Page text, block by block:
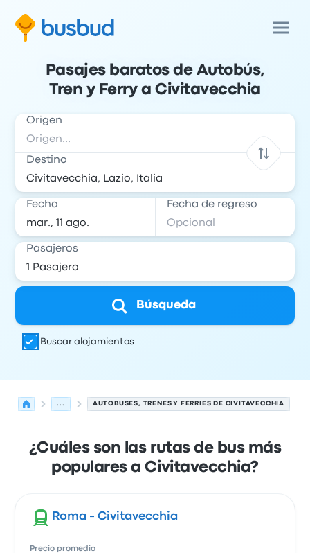
Pasajes baratos de Autobús,
Tren y Ferry a Civitavecchia
Origen
Destino
Fecha Fecha de regreso
Pasajeros
Búsqueda
Buscar alojamientos
... AUTOBUSES, TRENES Y FERRIES DE CIVITAVECCHIA
¿Cuáles son las rutas de bus más
populares a Civitavecchia?
Roma - Civitavecchia
Precio promedio